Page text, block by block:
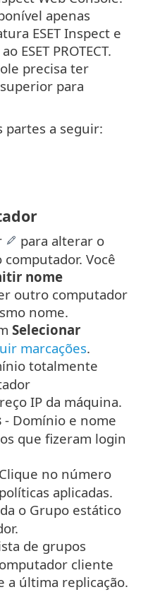
apenas
ESET Inspect e
ESET PROTECT.
precisa ter
para
partes a seguir:
para alterar o
Você
nome
outro computador
nome.
Selecionar
marcações.
totalmente
IP da máquina.
- Domínio e nome
que fizeram login
no número
aplicadas.
o Grupo estático
de grupos
cliente
a última replicação.